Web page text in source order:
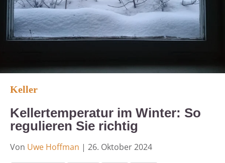
Keller
Kellertemperatur im Winter: So
regulieren Sie richtig
Von Uwe Hoffman | 26. Oktober 2024